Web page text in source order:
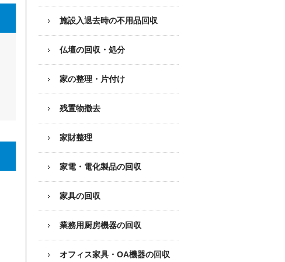
施設入退去時の不用品回収
仏壇の回収・処分
家の整理・片付け
残置物撤去
家財整理
家電・電化製品の回収
家具の回収
業務用厨房機器の回収
オフィス家具 ・OA機器の回収